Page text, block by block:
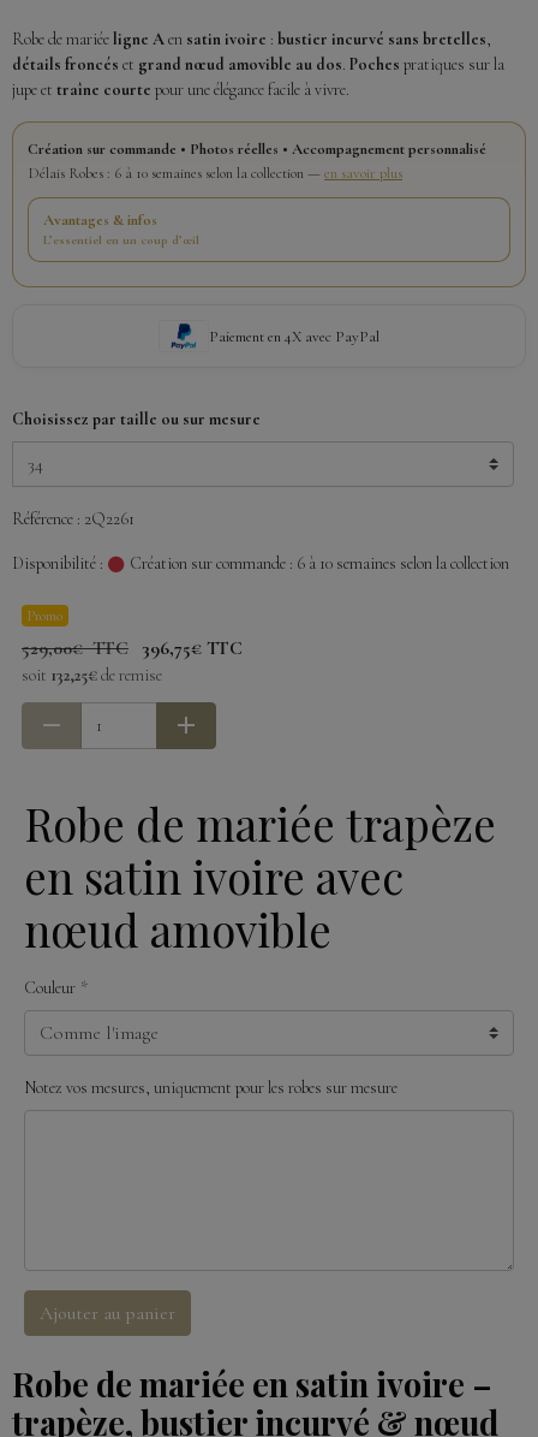
Robe de mariéeligne Aen satin ivoire : bustier incurvé sans bretelles,
détails froncés et grand nœud amovible au dos. Poches pratiques sur la
jupe et traîne courte pour une élégance facile à vivre.
Création sur commande • Photos réelles • Accompagnement personnalisé
Délais Robes : 6 à 10 semaines selon la collection — en savoir plus
Avantages & infos
L’essentiel en un coup d’œil
Paiement en 4X avec PayPal
Choisissez par taille ou sur mesure
Référence : 2Q2261
Disponibilité : Création sur commande : 6 à 10 semaines selon la collection
Promo
529,00€ TTC 396,75€ TTC
soit 132,25€de remise
Robe de mariée trapèze
en satin ivoire avec
nœud amovible
Couleur
Notez vos mesures, uniquement pour les robes sur mesure
Ajouter au panier
Robe de mariée en satin ivoire –
trapèze, bustier incurvé & nœud